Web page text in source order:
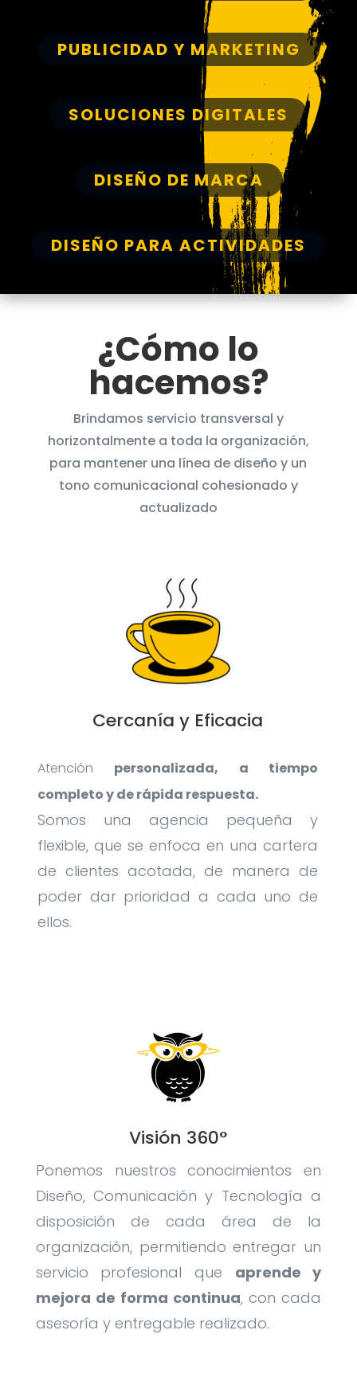
PUBLICIDAD Y MARKETING
SOLUCIONES DIGITALES
DISEÑO DE MARCA
DISEÑO PARA ACTIVIDADES
¿Cómo lo
hacemos?
Brindamos servicio transversal y
horizontalmente a toda la organización,
para mantener una línea de diseño y un
tono comunicacional cohesionado y
actualizado
Cercanía y Eficacia
Atención personalizada, a tiempo
completo y de rápida respuesta.
Somos una agencia pequeña y
flexible, que se enfoca en una cartera
de clientes acotada, de manera de
poder dar prioridad a cada uno de
ellos.
Visión 360°
Ponemos nuestros conocimientos en
Diseño, Comunicación y Tecnología a
disposición de cada área de la
organización, permitiendo entregar un
servicio profesional que aprende y
mejora de forma continua, con cada
asesoría y entregable realizado.